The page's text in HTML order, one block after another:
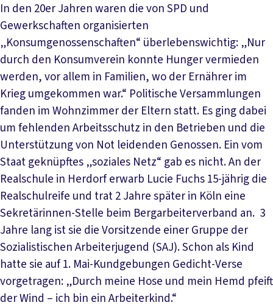
In den 20er Jahren waren die von SPD und
Gewerkschaften organisierten
„Konsumgenossenschaften“ überlebenswichtig: „Nur
durch den Konsumverein konnte Hunger vermieden
werden, vor allem in Familien, wo der Ernährer im
Krieg umgekommen war.“ Politische Versammlungen
fanden im Wohnzimmer der Eltern statt. Es ging dabei
um fehlenden Arbeitsschutz in den Betrieben und die
Unterstützung von Not leidenden Genossen. Ein vom
Staat geknüpftes „soziales Netz“ gab es nicht. An der
Realschule in Herdorf erwarb Lucie Fuchs 15-jährig die
Realschulreife und trat 2 Jahre später in Köln eine
Sekretärinnen-Stelle beim Bergarbeiterverband an. 3
Jahre lang ist sie die Vorsitzende einer Gruppe der
Sozialistischen Arbeiterjugend (SAJ). Schon als Kind
hatte sie auf 1. Mai-Kundgebungen Gedicht-Verse
vorgetragen: „Durch meine Hose und mein Hemd pfeift
der Wind – ich bin ein Arbeiterkind.“